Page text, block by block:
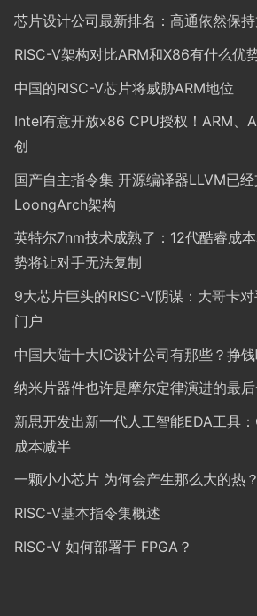
芯片设计公司最新排名：高通依然保
RISC-V架构对比ARM和X86有什么优
中国的RISC-V芯片将威胁ARM地位
Intel有意开放x86 CPU授权！ARM、
创
国产自主指令集 开源编译器LLVM已
LoongArch架构
英特尔7nm技术成熟了：12代酷睿成
势将让对手无法复制
9大芯片巨头的RISC-V阴谋：大哥卡
门户
中国大陆十大IC设计公司有那些？挣钱
纳米片器件也许是摩尔定律演进的最后
新思开发出新一代人工智能EDA工具
成本减半
一颗小小芯片 为何会产生那么大的热？
RISC-V基本指令集概述
RISC-V 如何部署于 FPGA？